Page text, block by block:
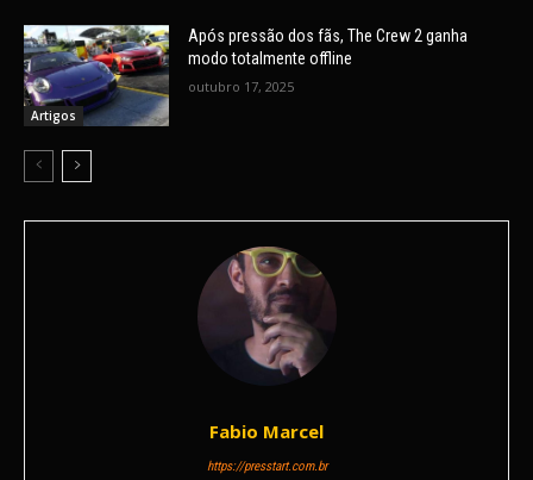
Artigos
Após pressão dos fãs, The Crew 2 ganha
modo totalmente offline
outubro 17, 2025
Fabio Marcel
https://presstart.com.br